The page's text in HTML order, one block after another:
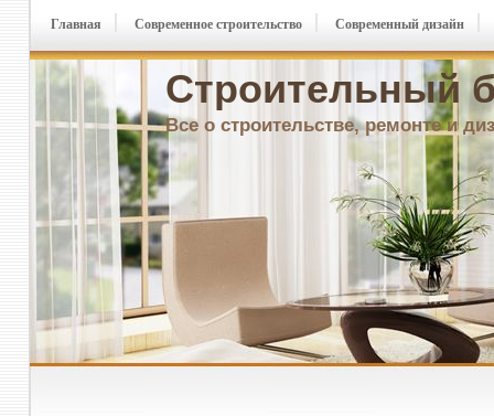
Строительный
Все о строительстве, ремонте и
Главная Современное строительство Современный дизайн